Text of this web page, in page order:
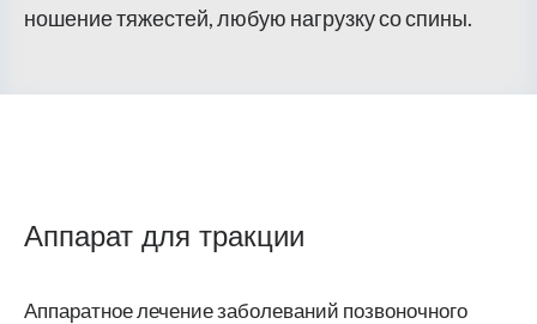
ношение тяжестей, любую нагрузку со спины.
Аппарат для тракции
Аппаратное лечение заболеваний позвоночного